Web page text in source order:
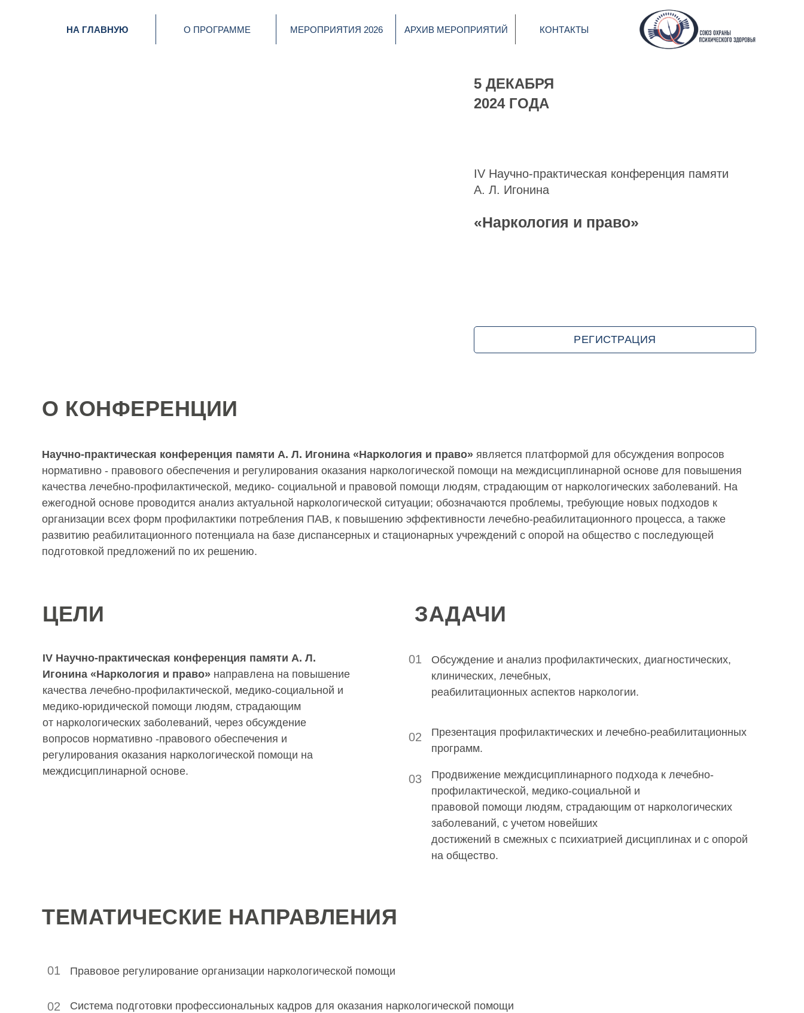
О ПРОГРАММЕ
НА ГЛАВНУЮ МЕРОПРИЯТИЯ 2026 АРХИВ МЕРОПРИЯТИЙ КОНТАКТЫ
5 ДЕКАБРЯ
2024 ГОДА
РЕГИСТРАЦИЯ
IV Научно-практическая конференция памяти
А. Л. Игонина
«Наркология и право»
Научно-практическая конференция памяти А. Л. Игонина «Наркология и право» является платформой для обсуждения вопросов
нормативно - правового обеспечения и регулирования оказания наркологической помощи на междисциплинарной основе для повышения
качества лечебно-профилактической, медико- социальной и правовой помощи людям, страдающим от наркологических заболеваний. На
ежегодной основе проводится анализ актуальной наркологической ситуации; обозначаются проблемы, требующие новых подходов к
организации всех форм профилактики потребления ПАВ, к повышению эффективности лечебно-реабилитационного процесса, а также
развитию реабилитационного потенциала на базе диспансерных и стационарных учреждений с опорой на общество с последующей
подготовкой предложений по их решению.
О КОНФЕРЕНЦИИ
IV Научно-практическая конференция памяти А. Л.
Игонина «Наркология и право» направлена на повышение
качества лечебно-профилактической, медико-социальной и
медико-юридической помощи людям, страдающим
от наркологических заболеваний, через обсуждение
вопросов нормативно -правового обеспечения и
регулирования оказания наркологической помощи на
междисциплинарной основе.
ЦЕЛИ ЗАДАЧИ
Обсуждение и анализ профилактических, диагностических,
клинических, лечебных,
реабилитационных аспектов наркологии.
01
Презентация профилактических и лечебно-реабилитационных
программ.
02
Продвижение междисциплинарного подхода к лечебно-
профилактической, медико-социальной и
правовой помощи людям, страдающим от наркологических
заболеваний, с учетом новейших
достижений в смежных с психиатрией дисциплинах и с опорой
на общество.
03
ТЕМАТИЧЕСКИЕ НАПРАВЛЕНИЯ
Правовое регулирование организации наркологической помощи
01
Система подготовки профессиональных кадров для оказания наркологической помощи
02